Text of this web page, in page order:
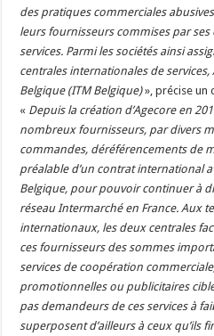
des pratiques commerciales
leurs fournisseurs commises par
services. Parmi les sociétés ainsi
centrales internationales de
Belgique (ITM Belgique)», précise un
« Depuis la création d’Agecore en
nombreux fournisseurs, par divers
commandes, déréférencements de
préalable d’un contrat international
Belgique, pour pouvoir continuer à
réseau Intermarché en France. Aux
internationaux, les deux centrales
ces fournisseurs des sommes
services de coopération
promotionnelles ou publicitaires
pas demandeurs de ces services à
superposent d’ailleurs à ceux qu’ils